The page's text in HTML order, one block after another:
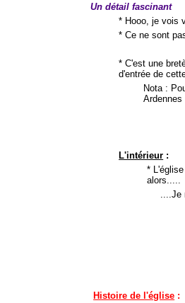
Un détail fascinant
* Hooo, je vois
* Ce ne sont
* C'est une
d'entrée de
Nota :
Ardennes .
L'intérieur :
*
alors.....
Histoire de l'église :